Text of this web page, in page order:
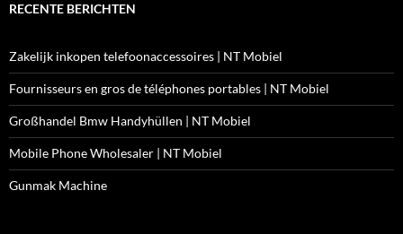
RECENTE BERICHTEN
Zakelijk inkopen telefoonaccessoires | NT Mobiel
Fournisseurs en gros de téléphones portables | NT Mobiel
Großhandel Bmw Handyhüllen | NT Mobiel
Mobile Phone Wholesaler | NT Mobiel
Gunmak Machine